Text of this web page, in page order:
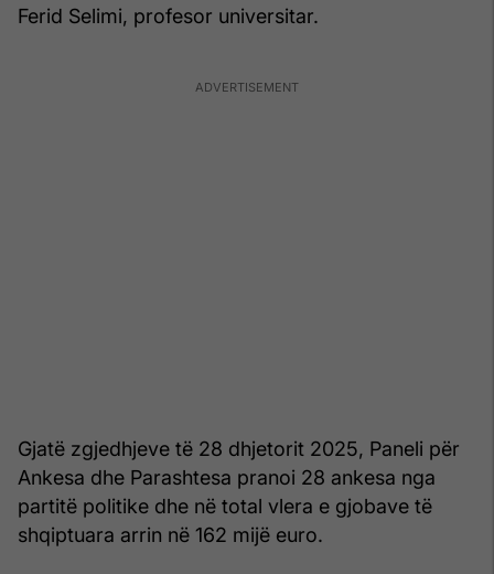
Ferid Selimi, profesor universitar.
Gjatë zgjedhjeve të 28 dhjetorit 2025, Paneli për
Ankesa dhe Parashtesa pranoi 28 ankesa nga
partitë politike dhe në total vlera e gjobave të
shqiptuara arrin në 162 mijë euro.